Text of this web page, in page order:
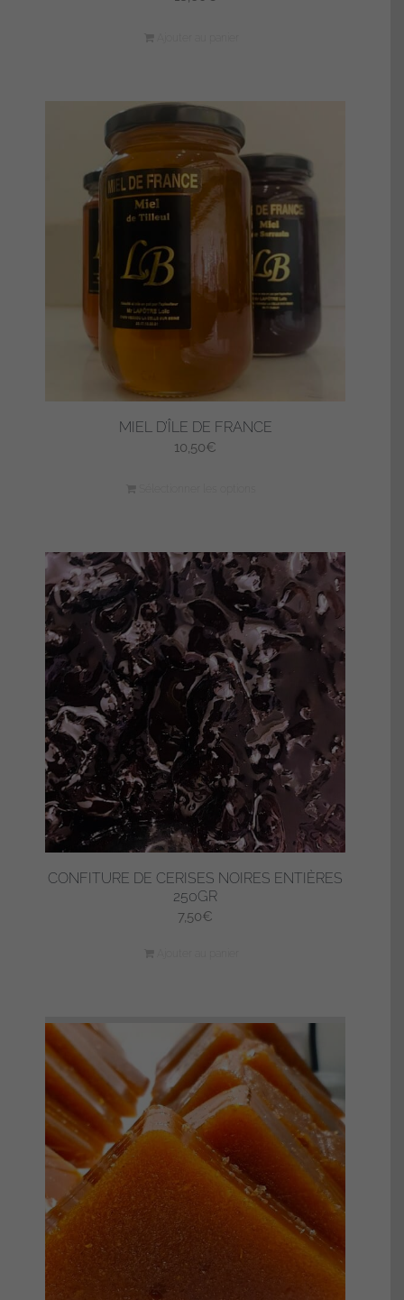
MIEL D’ÎLE DE FRANCE
10,50€
CONFITURE DE CERISES NOIRES ENTIÈRES
250GR
7,50€